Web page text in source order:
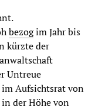
bezogim Jahr bis
kürzte der
Untreue
Aufsichtsrat von
der Höhe von